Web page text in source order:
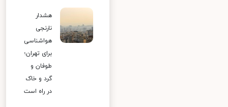
هشدار
نارنجی
هواشناسی
برای تهران؛
طوفان و
گرد و خاک
در راه است